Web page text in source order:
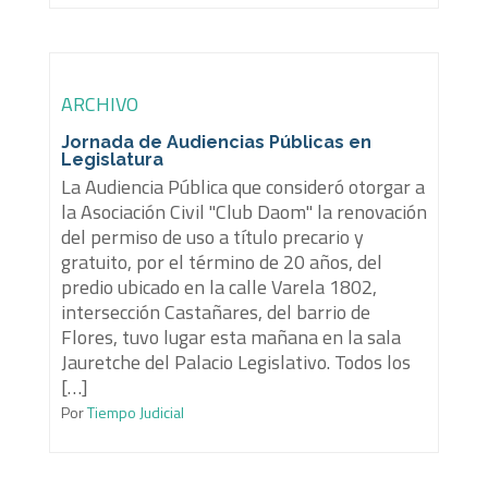
ARCHIVO
Jornada de Audiencias Públicas en
Legislatura
La Audiencia Pública que consideró otorgar a
la Asociación Civil "Club Daom" la renovación
del permiso de uso a título precario y
gratuito, por el término de 20 años, del
predio ubicado en la calle Varela 1802,
intersección Castañares, del barrio de
Flores, tuvo lugar esta mañana en la sala
Jauretche del Palacio Legislativo. Todos los
[…]
PorTiempo Judicial